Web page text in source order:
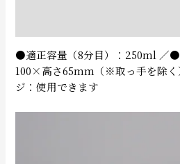
●適正容量（8分目）：250ml ／●
100×高さ65mm（※取っ手を除
ジ：使用できます